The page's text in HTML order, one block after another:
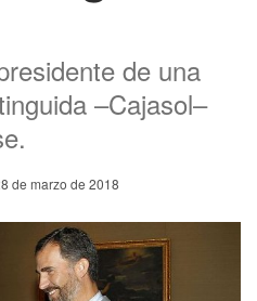
de una
–Cajasol–
de marzo de 2018